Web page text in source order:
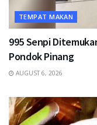
TEMPAT MAKAN
995 Senpi
Pondok Pinang
AUGUST 6, 2026